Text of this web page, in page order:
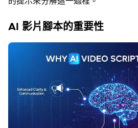
AI 影片腳本的重要性